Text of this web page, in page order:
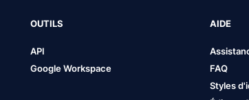
OUTILS
API
Google Workspace
AIDE
FAQ
Styles